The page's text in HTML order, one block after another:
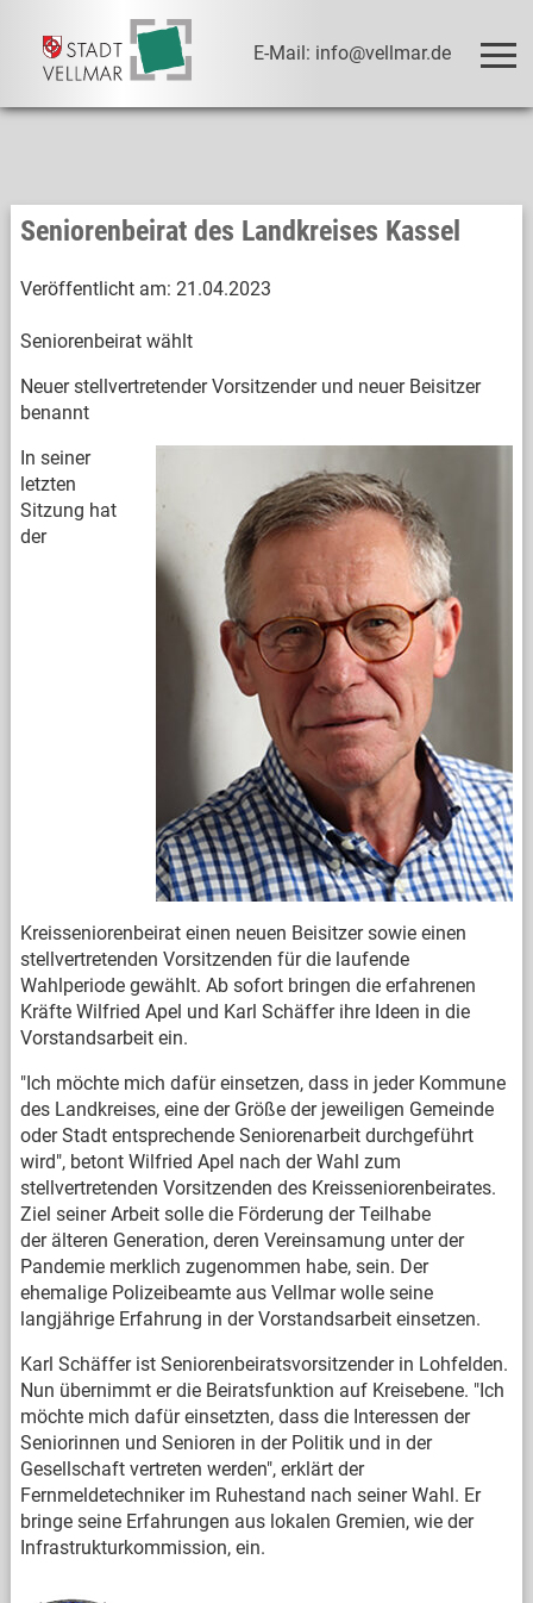
E-Mail: info@vellmar.de
Seniorenbeirat des Landkreises Kassel
Veröffentlicht am: 21.04.2023
Seniorenbeirat wählt
Neuer stellvertretender Vorsitzender und neuer Beisitzer
benannt
In seiner
letzten
Sitzung hat
der
Kreisseniorenbeirat einen neuen Beisitzer sowie einen
stellvertretenden Vorsitzenden für die laufende
Wahlperiode gewählt. Ab sofort bringen die erfahrenen
Kräfte Wilfried Apel und Karl Schäffer ihre Ideen in die
Vorstandsarbeit ein.
"Ich möchte mich dafür einsetzen, dass in jeder Kommune
des Landkreises, eine der Größe der jeweiligen Gemeinde
oder Stadt entsprechende Seniorenarbeit durchgeführt
wird", betont Wilfried Apel nach der Wahl zum
stellvertretenden Vorsitzenden des Kreisseniorenbeirates.
Ziel seiner Arbeit solle die Förderung der Teilhabe
der älteren Generation, deren Vereinsamung unter der
Pandemie merklich zugenommen habe, sein. Der
ehemalige Polizeibeamte aus Vellmar wolle seine
langjährige Erfahrung in der Vorstandsarbeit einsetzen.
Karl Schäffer ist Seniorenbeiratsvorsitzender in Lohfelden.
Nun übernimmt er die Beiratsfunktion auf Kreisebene. "Ich
möchte mich dafür einsetzten, dass die Interessen der
Seniorinnen und Senioren in der Politik und in der
Gesellschaft vertreten werden", erklärt der
Fernmeldetechniker im Ruhestand nach seiner Wahl. Er
bringe seine Erfahrungen aus lokalen Gremien, wie der
Infrastrukturkommission, ein.